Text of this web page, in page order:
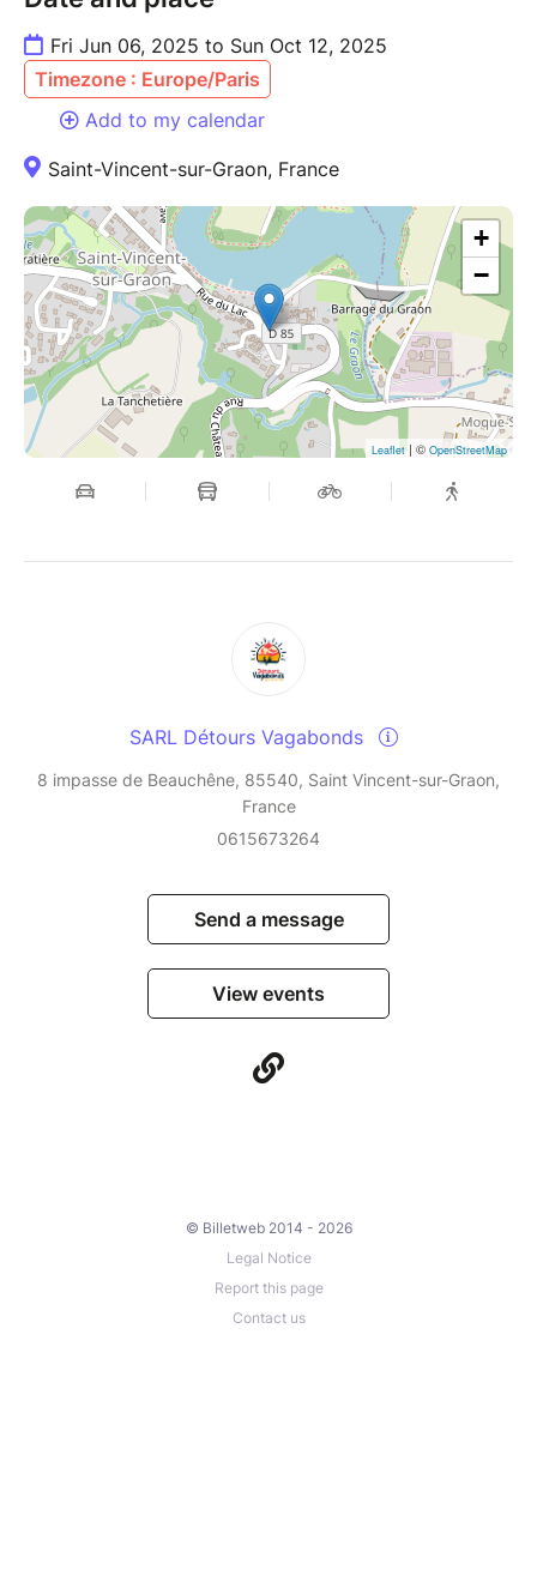
Fri Jun 06, 2025 to Sun Oct 12, 2025
Timezone : Europe/Paris
Add to my calendar
Saint-Vincent-sur-Graon, France
+
−
Leaflet | © OpenStreetMap
SARL Détours Vagabonds
8 impasse de Beauchêne, 85540, Saint Vincent-sur-Graon,
France
0615673264
Send a message
View events
© Billetweb 2014 - 2026
Legal Notice
Report this page
Contact us